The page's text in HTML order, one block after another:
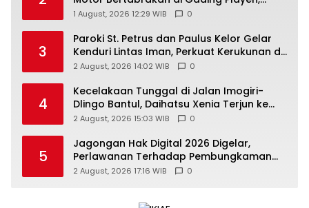
Mahasiswi Meninggal
1 August, 2026 12:29 WIB 0
3
Paroki St. Petrus dan Paulus Kelor Gelar
Kenduri Lintas Iman, Perkuat Kerukunan di
Gunungkidul
2 August, 2026 14:02 WIB 0
4
Kecelakaan Tunggal di Jalan Imogiri-
Dlingo Bantul, Daihatsu Xenia Terjun ke
Jurang
2 August, 2026 15:03 WIB 0
5
Jagongan Hak Digital 2026 Digelar,
Perlawanan Terhadap Pembungkaman
Media Digital
2 August, 2026 17:16 WIB 0